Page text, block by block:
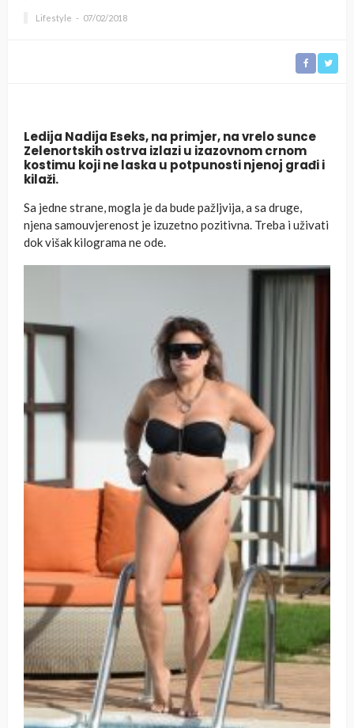
Lifestyle 07/02/2018
Ledija Nadija Eseks, na primjer, na vrelo sunce
Zelenortskih ostrva izlazi u izazovnom crnom
kostimu koji ne laska u potpunosti njenoj građi i
kilaži.
Sa jedne strane, mogla je da bude pažljvija, a sa druge,
njena samouvjerenost je izuzetno pozitivna. Treba i uživati
dok višak kilograma ne ode.